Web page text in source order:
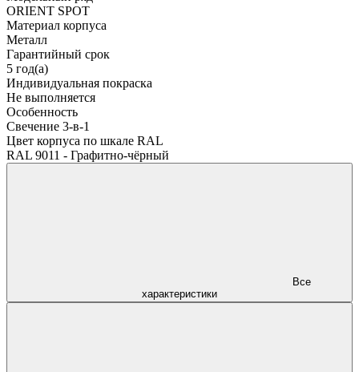
ORIENT SPOT
Материал корпуса
Металл
Гарантийный срок
5 год(а)
Индивидуальная покраска
Не выполняется
Особенность
Свечение 3-в-1
Цвет корпуса по шкале RAL
RAL 9011 - Графитно-чёрный
характеристики